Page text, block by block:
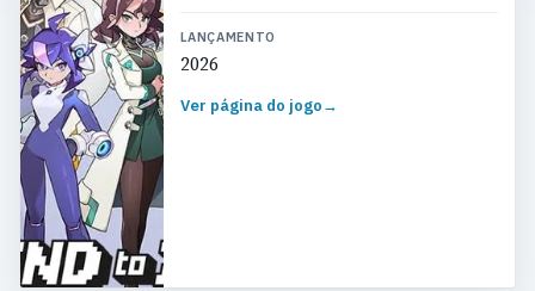
LANÇAMENTO
2026
Ver página do jogo→